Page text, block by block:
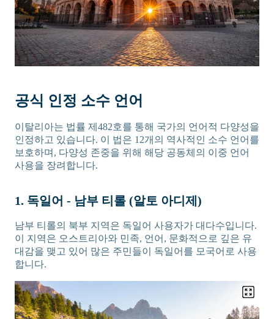
공식 인정 소수 언어
이탈리아는 법률 제482호를 통해 국가의 언어적 다양성을
인정하고 있습니다. 이 법은 12개의 역사적인 소수 언어를
보호하며, 다양성 존중을 위해 해당 공동체의 이중 언어
사용을 장려합니다.
1. 독일어 - 남부 티롤 (알토 아디제)
남부 티롤의 북부 지역은 독일어 사용자가 대다수입니다.
이 지역은 오스트리아와 민족, 언어, 문화적으로 깊은 유
대감을 맺고 있어 많은 주민들이 독일어를 모국어로 사용
합니다.